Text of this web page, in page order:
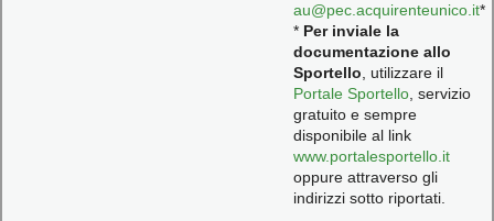
au@pec.acquirenteunico.it*
* Per inviale la
documentazione allo
Sportello , utilizzare il
Portale Sportello , servizio
gratuito e sempre
disponibile al link
www.portalesportello.it
oppure attraverso gli
indirizzi sotto riportati.